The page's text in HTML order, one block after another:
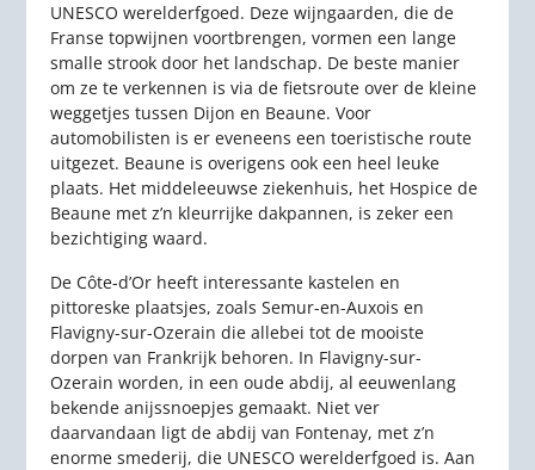
UNESCO werelderfgoed. Deze wijngaarden, die de
Franse topwijnen voortbrengen, vormen een lange
smalle strook door het landschap. De beste manier
om ze te verkennen is via de fietsroute over de kleine
weggetjes tussen Dijon en Beaune. Voor
automobilisten is er eveneens een toeristische route
uitgezet. Beaune is overigens ook een heel leuke
plaats. Het middeleeuwse ziekenhuis, het Hospice de
Beaune met z’n kleurrijke dakpannen, is zeker een
bezichtiging waard.
De Côte-d’Or heeft interessante kastelen en
pittoreske plaatsjes, zoals Semur-en-Auxois en
Flavigny-sur-Ozerain die allebei tot de mooiste
dorpen van Frankrijk behoren. In Flavigny-sur-
Ozerain worden, in een oude abdij, al eeuwenlang
bekende anijssnoepjes gemaakt. Niet ver
daarvandaan ligt de abdij van Fontenay, met z’n
enorme smederij, die UNESCO werelderfgoed is. Aan